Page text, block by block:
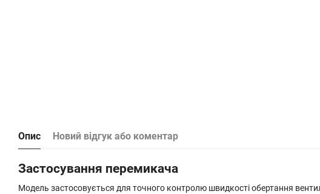
Опис Новий відгук або коментар
Застосування перемикача
Модель застосовується для точного контролю швидкості обертання